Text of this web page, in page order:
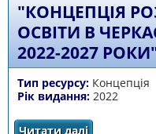
"КОНЦЕПЦІЯ
ОСВІТИ В
2022-2027
Тип ресурсу: Концепція
Рік видання: 2022
Читати далі